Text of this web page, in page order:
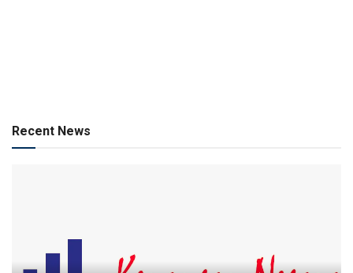
Recent News